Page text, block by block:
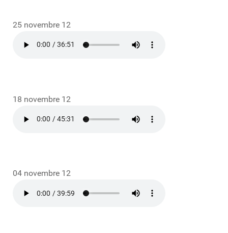
25 novembre 12
18 novembre 12
04 novembre 12